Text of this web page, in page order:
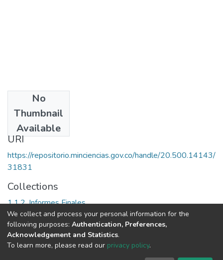
No
Thumbnail
Available
1999
URI
https://repositorio.minciencias.gov.co/handle/20.500.14143/
31831
Collections
1.1.2. Informes Finales
Full item page
DSpace software copyright © 2002-2026
We collect and process your personal information for the
following purposes: Authentication, Preferences,
Acknowledgement and Statistics.
To learn more, please read our privacy policy.